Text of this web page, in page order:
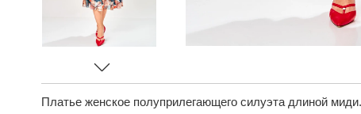
Платье женское полуприлегающего силуэта длиной